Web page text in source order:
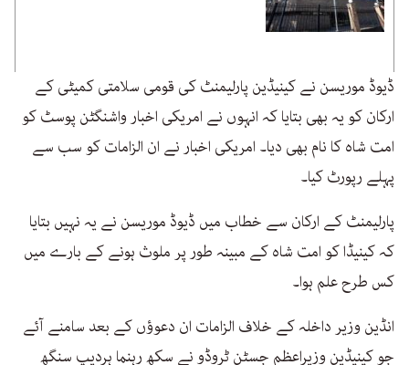
ڈیوڈ موریسن نے کینیڈین پارلیمنٹ کی قومی سلامتی کمیٹی کے
ارکان کو یہ بھی بتایا کہ انہوں نے امریکی اخبار واشنگٹن پوسٹ کو
امت شاہ کا نام بھی دیا۔ امریکی اخبار نے ان الزامات کو سب سے
پہلے رپورٹ کیا۔
پارلیمنٹ کے ارکان سے خطاب میں ڈیوڈ موریسن نے یہ نہیں بتایا
کہ کینیڈا کو امت شاہ کے مبینہ طور پر ملوث ہونے کے بارے میں
کس طرح علم ہوا۔
انڈین وزیر داخلہ کے خلاف الزامات ان دعوؤں کے بعد سامنے آئے
جو کینیڈین وزیراعظم جسٹن ٹروڈو نے سکھ رہنما ہردیپ سنگھ